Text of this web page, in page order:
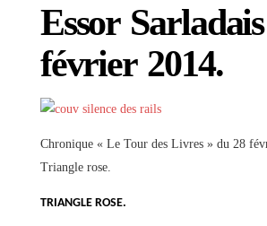
Essor
février 2014.
Chronique « Le Tour des Livres » du 28
Triangle rose.
TRIANGLE ROSE.